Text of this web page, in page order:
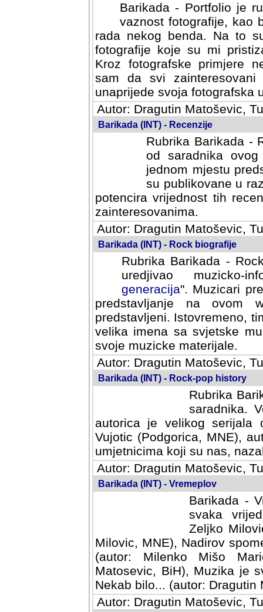
Barikada - Portfolio je
vaznost fotografije, kao
rada nekog benda. Na to
fotografije koje su mi
fotografske primjere
svi zainteresovani
svoja fotografska umijeca.
Autor: Dragutin Matoševic,
Barikada (INT) - Recenzije
Rubrika Barikada -
od saradnika
jednom mjestu
su publikovane u
potencira vrijednost tih
zainteresovanima.
Autor: Dragutin Matoševic,
Barikada (INT) - Rock biografije
Rubrika Barikada -
uredjivao muzicko-
Muzicari predstavljeni u
na ovom web portalu
Istovremeno, tim nacinom
sa svjetske muzicke scene
materijale.
Autor: Dragutin Matoševic,
Barikada (INT) - Rock-pop history
Rubrika
saradnika.
autorica je velikog serijala
Vujotic (Podgorica, MNE),
umjetnicima koji su nas,
Autor: Dragutin Matoševic,
Barikada (INT) - Vremeplov
Barikada -
svaka
Milovic,
MNE), Nadirov spomenar
Milenko Mišo Maric, UK),
Muzika je svirala (autor:
(autor: Dragutin Matosevic,
Autor: Dragutin Matoševic,